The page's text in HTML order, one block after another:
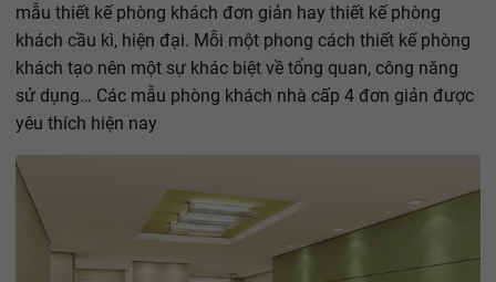
mẫu thiết kế phòng khách đơn giản hay thiết kế phòng
khách cầu kì, hiện đại. Mỗi một phong cách thiết kế phòng
khách tạo nên một sự khác biệt về tổng quan, công năng
sử dụng… Các mẫu phòng khách nhà cấp 4 đơn giản được
yêu thích hiện nay